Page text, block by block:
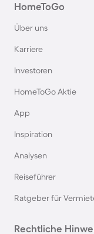
Hausboote in
Hausboote in
Hausboote in
Hausboote in
HomeToGo
Über uns
Karriere
Investoren
HomeToGo Aktie
App
Inspiration
Analysen
Reiseführer
Ratgeber für
Rechtliche